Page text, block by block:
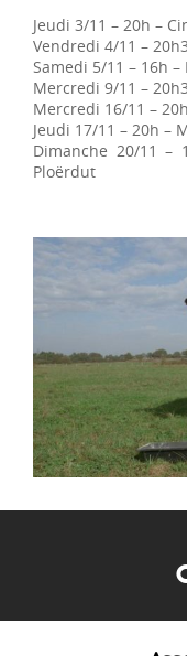
Jeudi 3/11 – 20h –
Vendredi 4/11 –
Samedi 5/11 – 16h
Mercredi 9/11 –
Mercredi 16/11 –
Jeudi 17/11 – 20h –
Dimanche 20/11 –
Ploërdut